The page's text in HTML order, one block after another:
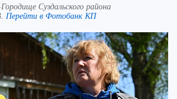
Суздальского района
Перейти в Фотобанк КП